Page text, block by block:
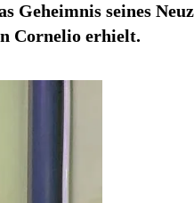
seines
Cornelio erhielt.